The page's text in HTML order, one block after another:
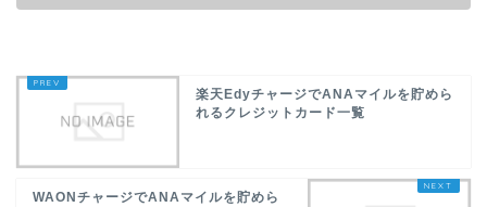
楽天EdyチャージでANAマイルを貯めら
れるクレジットカード一覧
WAONチャージでANAマイルを貯めら